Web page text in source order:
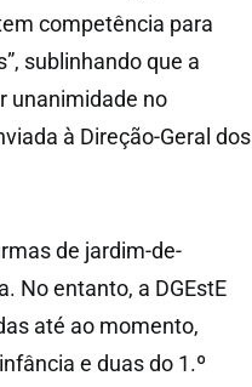
competência para
sublinhando que a
unanimidade no
à Direção-Geral dos
de jardim-de-
No entanto, a DGEstE
até ao momento,
e duas do 1.º